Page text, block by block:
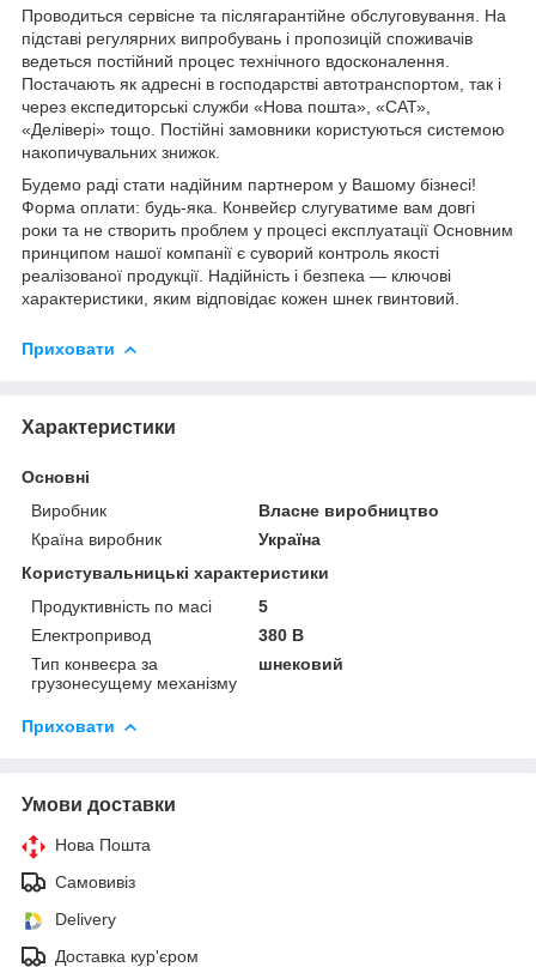
Проводиться сервісне та післягарантійне обслуговування. На
підставі регулярних випробувань і пропозицій споживачів
ведеться постійний процес технічного вдосконалення.
Постачають як адресні в господарстві автотранспортом, так і
через експедиторські служби «Нова пошта», «САТ»,
«Делівері» тощо. Постійні замовники користуються системою
накопичувальних знижок.
Будемо раді стати надійним партнером у Вашому бізнесі!
Форма оплати: будь-яка. Конвейєр слугуватиме вам довгі
роки та не створить проблем у процесі експлуатації Основним
принципом нашої компанії є суворий контроль якості
реалізованої продукції. Надійність і безпека — ключові
характеристики, яким відповідає кожен шнек гвинтовий.
Приховати
Характеристики
Основні
Виробник
Власне виробництво
Країна виробник
Україна
Користувальницькі характеристики
Продуктивність по масі
5
Електропривод
380 В
Тип конвеєра за
грузонесущему механізму
шнековий
Приховати
Умови доставки
Нова Пошта
Самовивіз
Delivery
Доставка кур'єром